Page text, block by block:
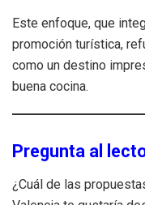
Este enfoque, que
promoción turística,
como un destino
buena cocina.
Pregunta al
¿Cuál de las